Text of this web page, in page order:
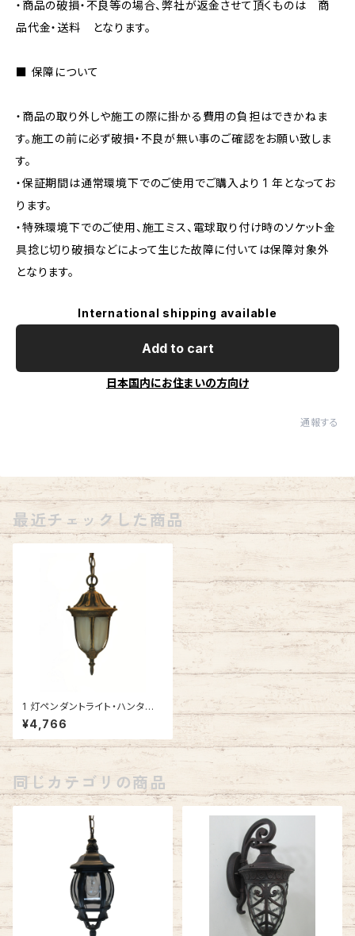
・商品の破損・不良等の場合、弊社が返金させて頂くものは 商
品代金・送料 となります。
■ 保障について
・商品の取り外しや施工の際に掛かる費用の負担はできかねま
す。施工の前に必ず破損・不良が無い事のご確認をお願い致しま
す。
・保証期間は通常環境下でのご使用でご購入より 1 年となってお
ります。
・特殊環境下でのご使用、施工ミス、電球取り付け時のソケット金
具捻じ切り破損などによって生じた故障に付いては保障対象外
となります。
International shipping available
Add to cart
日本国内にお住まいの方向け
通報する
最近チェックした商品
1 灯ペンダントライト・ハンター
BG (ブラックゴールド) #IM-50
27H-BG
¥4,766
同じカテゴリの商品